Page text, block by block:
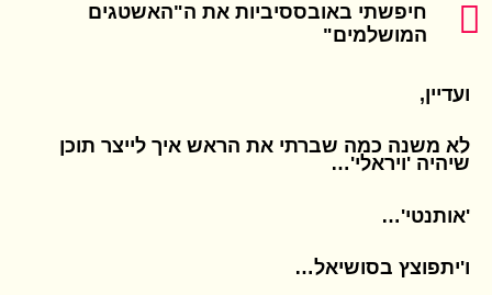
חיפשתי באובססיביות את ה"האשטגים
המושלמים"
ועדיין,
לא משנה כמה שברתי את הראש איך לייצר תוכן
שיהיה 'ויראלי'…
'אותנטי'…
ו'יתפוצץ בסושיאל…